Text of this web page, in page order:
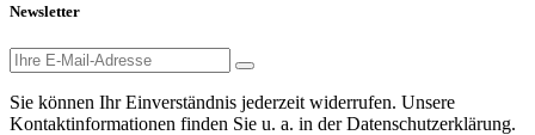
Newsletter
Sie können Ihr Einverständnis jederzeit widerrufen. Unsere
Kontaktinformationen finden Sie u. a. in der Datenschutzerklärung.